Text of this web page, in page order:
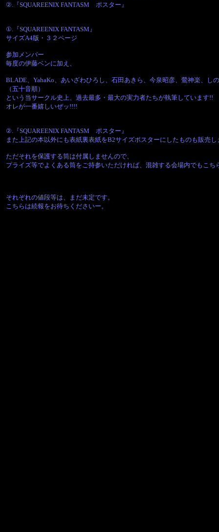
②.『SQUAREENIX FANTASM ポスター』
①.『SQUAREENIX FANTASM』
サイズA4版・３２ページ
参加メンバー
毎度の伊藤ベンに加え、
BLADE、YahaKo、あいざわひろし、石田あきら、今泉昭彦、鶯神楽、
（五十音順）
という当サークル史上、過去最多・最大の実力者たちが執筆しています!!
オレが一番嬉しいぜッ!!!!
②.『SQUAREENIX FANTASM ポスター』
また上記の本以外にも表紙裏表紙をB2サイズポスターにしたものも販売
ただそれを保護する筒は付属しませんので、
プライズ等でよくある筒をご持参いただければ、混雑する会場内でもこ
それぞれの値段等は、まだ未定です。
こちらは続報をお待ちくださいー。